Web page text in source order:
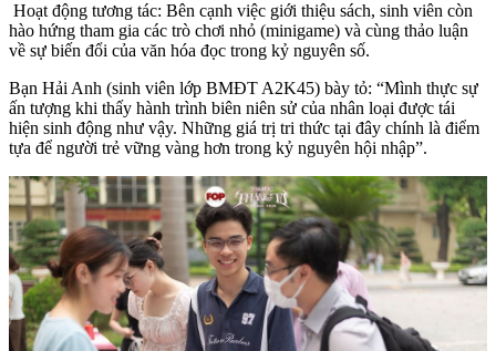
Hoạt động tương tác: Bên cạnh việc giới thiệu sách, sinh viên còn
hào hứng tham gia các trò chơi nhỏ (minigame) và cùng thảo luận
về sự biến đổi của văn hóa đọc trong kỷ nguyên số.
Bạn Hải Anh (sinh viên lớp BMĐT A2K45) bày tỏ: “Mình thực sự
ấn tượng khi thấy hành trình biên niên sử của nhân loại được tái
hiện sinh động như vậy. Những giá trị tri thức tại đây chính là điểm
tựa để người trẻ vững vàng hơn trong kỷ nguyên hội nhập”.